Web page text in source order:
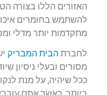
האזורים הללו בצורה
להשתמש בחומרים
מתקדמות יותר מדלי
לחברת הבית המבריק
מסורים ובעלי ניסיון
ככל שיהיה, על מנת